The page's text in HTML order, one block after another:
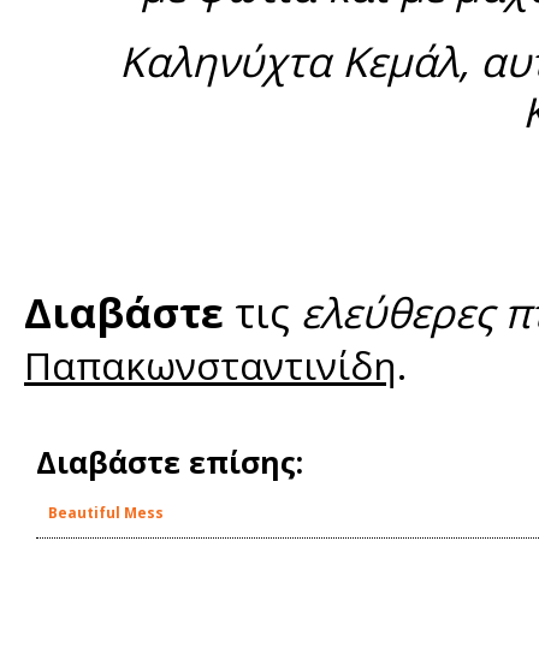
Καληνύχτα Κεμάλ,
Διαβάστε τις ελεύθερες
Παπακωνσταντινίδη.
Διαβάστε επίσης:
Beautiful Mess